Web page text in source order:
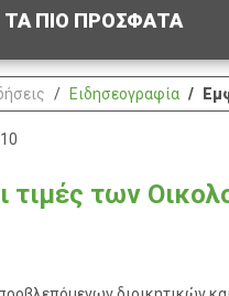
ΤΑ ΠΙΟ ΠΡΟΣΦΑΤΑ
Ειδησεογραφία
τιμές των